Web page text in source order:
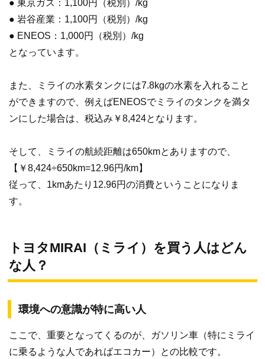
● 東京ガス：1,100円（税別）/kg
● 岩谷産業：1,100円（税別）/kg
● ENEOS：1,000円（税別）/kg
となっています。
また、ミライの水素タンクには7.8kgの水素を入れること
ができますので、例えばENEOSでミライのタンクを満タ
ンにした場合は、税込み￥8,424となります。
そして、ミライの航続距離は650kmとありますので、
【￥8,424÷650km=12.96円/km】
従って、1kmあたり12.96円の消費ということになりま
す。
トヨタMIRAI（ミライ）を買う人はどん
な人？
環境への意識が特に高い人
ここで、重要となってくるのが、ガソリン車（特にミライ
に乗るような人であればエコカー）との比較です。